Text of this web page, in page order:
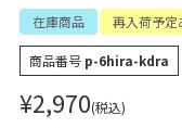
在庫商品 再入荷予定
商品番号 p-6hira-kdra
¥2,970 税込